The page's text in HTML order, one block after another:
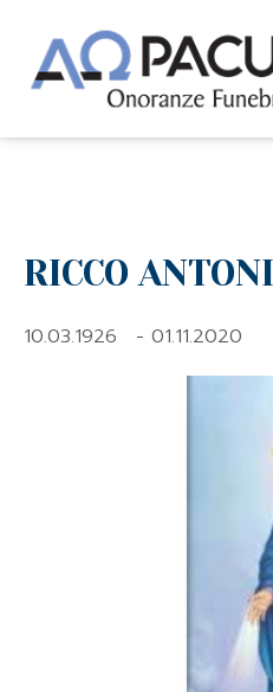
RICCO
10.03.1926 - 01.11.2020